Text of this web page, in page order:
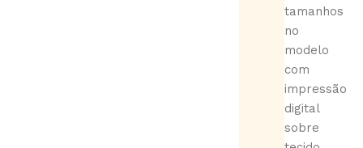
tamanhos
no
modelo
com
impressão
digital
sobre